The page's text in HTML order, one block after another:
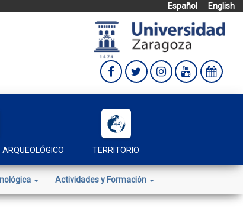
Español
English
TERRITORIO
Actividades y Formación